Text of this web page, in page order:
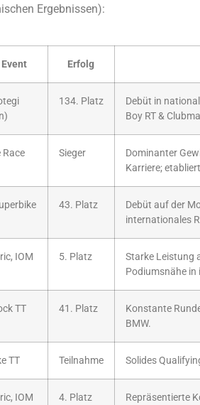
Ergebnissen):
Erfolg
134. Platz
Debüt in
Boy RT &
Race
Sieger
Dominanter
Karriere;
43. Platz
Debüt auf der
internationales
IOM
5. Platz
Starke Leistung
Podiumsnähe in
TT 41. Platz
Konstante
BMW.
TT Teilnahme Solides
IOM
4. Platz
Repräsentierte